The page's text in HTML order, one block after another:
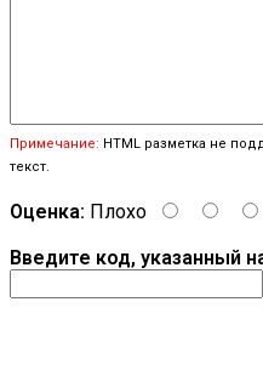
Примечание: HTML разметка не
текст.
Оценка: Плохо
Введите код, указанный